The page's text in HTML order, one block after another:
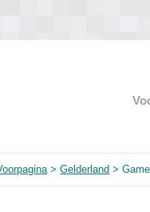
>Gelderland >